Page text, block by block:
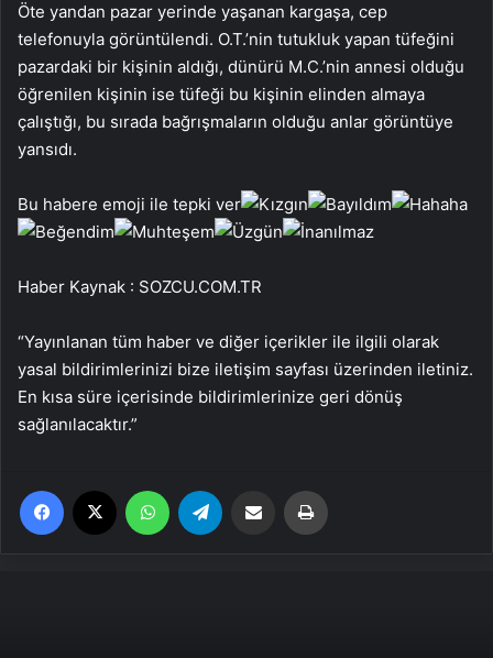
Öte yandan pazar yerinde yaşanan kargaşa, cep
telefonuyla görüntülendi. O.T.’nin tutukluk yapan tüfeğini
pazardaki bir kişinin aldığı, dünürü M.C.’nin annesi olduğu
öğrenilen kişinin ise tüfeği bu kişinin elinden almaya
çalıştığı, bu sırada bağrışmaların olduğu anlar görüntüye
yansıdı.
Bu habere emoji ile tepki ver
Haber Kaynak : SOZCU.COM.TR
“Yayınlanan tüm haber ve diğer içerikler ile ilgili olarak
yasal bildirimlerinizi bize iletişim sayfası üzerinden iletiniz.
En kısa süre içerisinde bildirimlerinize geri dönüş
sağlanılacaktır.”
Facebook WhatsApp Email'den paylaş